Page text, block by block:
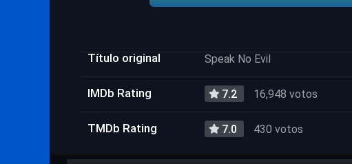
Título original Speak No Evil
IMDb Rating 7.2 16,948 votos
TMDb Rating 7.0 430 votos